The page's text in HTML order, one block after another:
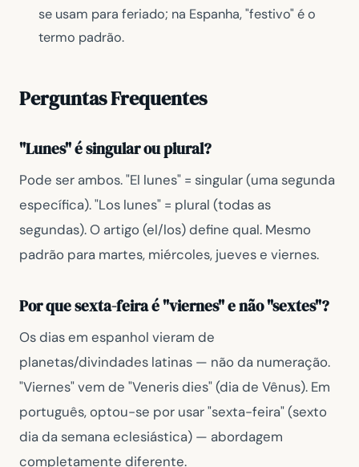
se usam para feriado; na Espanha, "festivo" é o
termo padrão.
Perguntas Frequentes
"Lunes" é singular ou plural?
Pode ser ambos. "El lunes" = singular (uma segunda
específica). "Los lunes" = plural (todas as
segundas). O artigo (el/los) define qual. Mesmo
padrão para martes, miércoles, jueves e viernes.
Por que sexta-feira é "viernes" e não "sextes"?
Os dias em espanhol vieram de
planetas/divindades latinas — não da numeração.
"Viernes" vem de "Veneris dies" (dia de Vênus). Em
português, optou-se por usar "sexta-feira" (sexto
dia da semana eclesiástica) — abordagem
completamente diferente.